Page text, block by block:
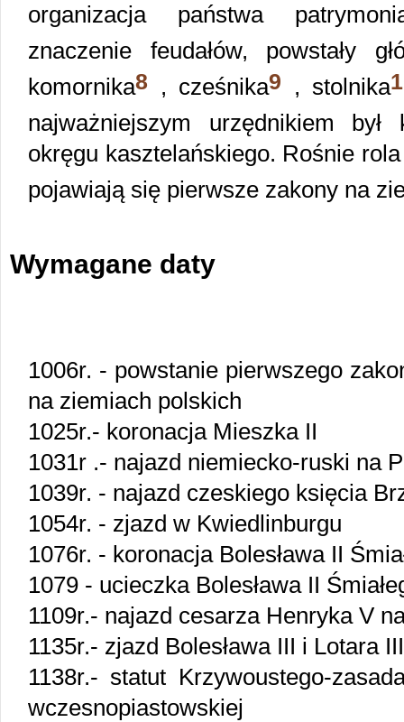
organizacja państwa
znaczenie feudałów, powstały
komornika8 , cześnika9 , stolnika
najważniejszym urzędnikiem był
okręgu kasztelańskiego. Rośnie
pojawiają się pierwsze zakony na
Wymagane daty
1006r. - powstanie pierwszego
na ziemiach polskich
1025r.- koronacja Mieszka II
1031r .- najazd niemiecko-ruski na
1039r. - najazd czeskiego księcia
1054r. - zjazd w Kwiedlinburgu
1076r. - koronacja Bolesława II
1079 - ucieczka Bolesława II
1109r.- najazd cesarza Henryka V
1135r.- zjazd Bolesława III i Lotara
1138r.- statut Krzywoustego-
wczesnopiastowskiej